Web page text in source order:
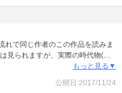
れで同じ作者のこの作品を読みま
見られますが、実際の時代物(？)
のパロディですが、黄門さまの性
ところが肝の１つにあり、単純
グ漫画でも無い。お決まりのほ
もっと見る▼
公開日:2017/11/24